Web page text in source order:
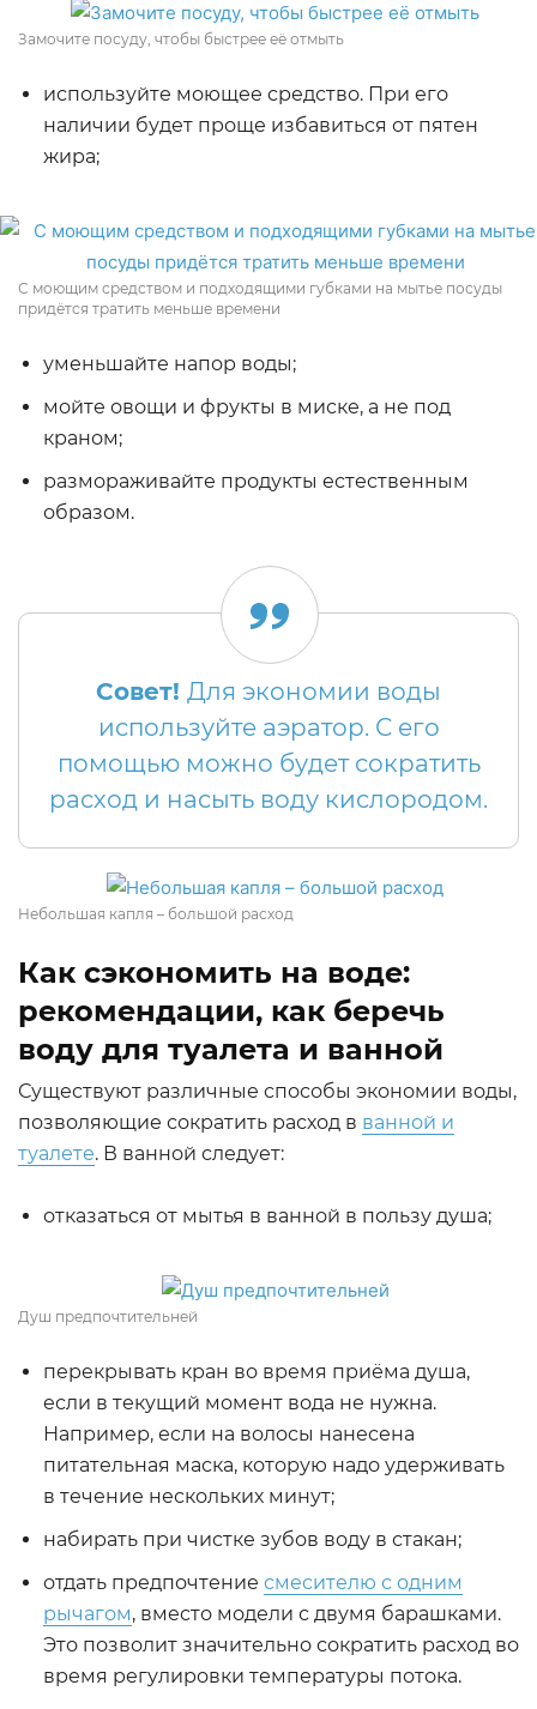
Замочите посуду, чтобы быстрее её отмыть
используйте моющее средство. При его
наличии будет проще избавиться от пятен
жира;
С моющим средством и подходящими губками на мытье посуды
придётся тратить меньше времени
уменьшайте напор воды;
мойте овощи и фрукты в миске, а не под
краном;
размораживайте продукты естественным
образом.
Совет! Для экономии воды
используйте аэратор. С его
помощью можно будет сократить
расход и насыть воду кислородом.
Небольшая капля – большой расход
Как сэкономить на воде:
рекомендации, как беречь
воду для туалета и ванной
Существуют различные способы экономии воды,
позволяющие сократить расход в ванной и
туалете. В ванной следует:
отказаться от мытья в ванной в пользу душа;
Душ предпочтительней
перекрывать кран во время приёма душа,
если в текущий момент вода не нужна.
Например, если на волосы нанесена
питательная маска, которую надо удерживать
в течение нескольких минут;
набирать при чистке зубов воду в стакан;
отдать предпочтение смесителю с одним
рычагом, вместо модели с двумя барашками.
Это позволит значительно сократить расход во
время регулировки температуры потока.